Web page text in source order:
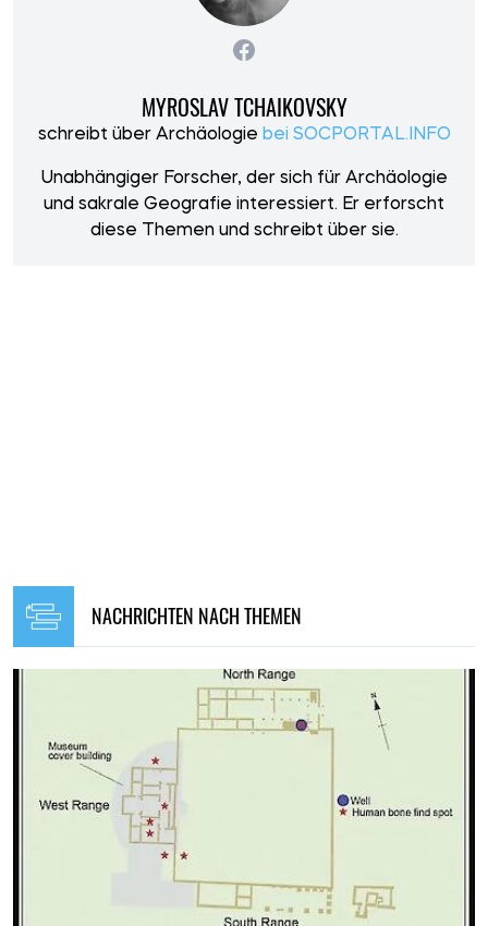
MYROSLAV TCHAIKOVSKY
schreibt über Archäologie bei SOCPORTAL.INFO
Unabhängiger Forscher, der sich für Archäologie
und sakrale Geografie interessiert. Er erforscht
diese Themen und schreibt über sie.
NACHRICHTEN NACH THEMEN